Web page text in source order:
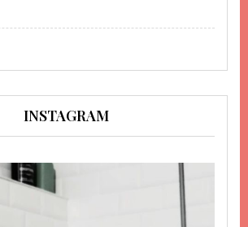
INSTAGRAM